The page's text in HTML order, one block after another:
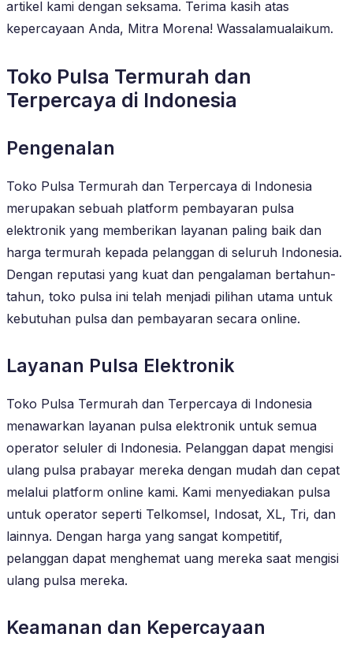
artikel kami dengan seksama. Terima kasih atas
kepercayaan Anda, Mitra Morena! Wassalamualaikum.
Toko Pulsa Termurah dan
Terpercaya di Indonesia
Pengenalan
Toko Pulsa Termurah dan Terpercaya di Indonesia
merupakan sebuah platform pembayaran pulsa
elektronik yang memberikan layanan paling baik dan
harga termurah kepada pelanggan di seluruh Indonesia.
Dengan reputasi yang kuat dan pengalaman bertahun-
tahun, toko pulsa ini telah menjadi pilihan utama untuk
kebutuhan pulsa dan pembayaran secara online.
Layanan Pulsa Elektronik
Toko Pulsa Termurah dan Terpercaya di Indonesia
menawarkan layanan pulsa elektronik untuk semua
operator seluler di Indonesia. Pelanggan dapat mengisi
ulang pulsa prabayar mereka dengan mudah dan cepat
melalui platform online kami. Kami menyediakan pulsa
untuk operator seperti Telkomsel, Indosat, XL, Tri, dan
lainnya. Dengan harga yang sangat kompetitif,
pelanggan dapat menghemat uang mereka saat mengisi
ulang pulsa mereka.
Keamanan dan Kepercayaan